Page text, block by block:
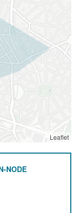
Leaflet
NODE